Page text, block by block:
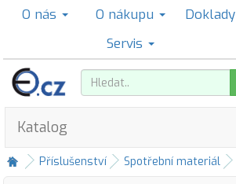
O nás O nákupu Doklady
Servis
Katalog
Příslušenství Spotřební materiál